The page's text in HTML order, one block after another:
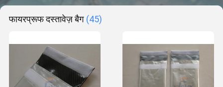
फायरप्रूफ दस्तावेज़ बैग (45)